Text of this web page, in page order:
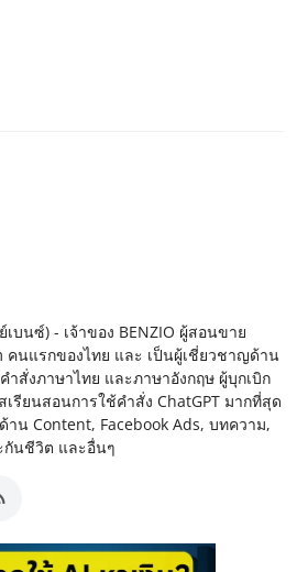
บนซ์) - เจ้าของ BENZIO ผู้สอนขาย
คนแรกของไทย และ เป็นผู้เชี่ยวชาญด้าน
ำสั่งภาษาไทย และภาษาอังกฤษ ผู้บุกเบิก
เรียนสอนการใช้คำสั่ง ChatGPT มากที่สุด
าน Content, Facebook Ads, บทความ,
กันชีวิต และอื่นๆ